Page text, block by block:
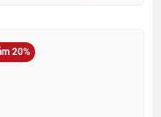
20%